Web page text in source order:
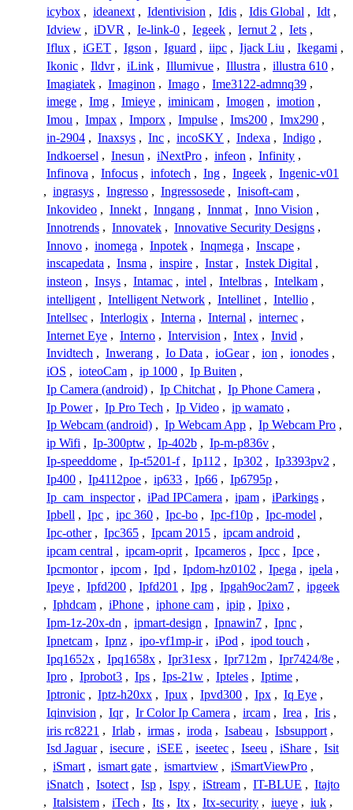
icybox , ideanext , Identivision , Idis , Idis Global , Idt ,
Idview , iDVR , Ie-link-0 , Iegeek , Iernut 2 , Iets ,
Iflux , iGET , Igson , Iguard , iipc , Ijack Liu , Ikegami ,
Ikonic , Ildvr , iLink , Illumivue , Illustra , illustra 610 ,
Imagiatek , Imaginon , Imago , Ime3122-admnq39 ,
imege , Img , Imieye , iminicam , Imogen , imotion ,
Imou , Impax , Imporx , Impulse , Ims200 , Imx290 ,
in-2904 , Inaxsys , Inc , incoSKY , Indexa , Indigo ,
Indkoersel , Inesun , iNextPro , infeon , Infinity ,
Infinova , Infocus , infotech , Ing , Ingeek , Ingenic-v01
, ingrasys , Ingresso , Ingressosede , Inisoft-cam ,
Inkovideo , Innekt , Inngang , Innmat , Inno Vision ,
Innotrends , Innovatek , Innovative Security Designs ,
Innovo , inomega , Inpotek , Inqmega , Inscape ,
inscapedata , Insma , inspire , Instar , Instek Digital ,
insteon , Insys , Intamac , intel , Intelbras , Intelkam ,
intelligent , Intelligent Network , Intellinet , Intellio ,
Intellsec , Interlogix , Interna , Internal , internec ,
Internet Eye , Interno , Intervision , Intex , Invid ,
Invidtech , Inwerang , Io Data , ioGear , ion , ionodes ,
iOS , ioteoCam , ip 1000 , Ip Buiten ,
Ip Camera (android) , Ip Chitchat , Ip Phone Camera ,
Ip Power , Ip Pro Tech , Ip Video , ip wamato ,
Ip Webcam (android) , Ip Webcam App , Ip Webcam Pro ,
ip Wifi , Ip-300ptw , Ip-402b , Ip-m-p836v ,
Ip-speeddome , Ip-t5201-f , Ip112 , Ip302 , Ip3393pv2 ,
Ip400 , Ip4112poe , ip633 , Ip66 , Ip6795p ,
Ip_cam_inspector , iPad IPCamera , ipam , iParkings ,
Ipbell , Ipc , ipc 360 , Ipc-bo , Ipc-f10p , Ipc-model ,
Ipc-other , Ipc365 , Ipcam 2015 , ipcam android ,
ipcam central , ipcam-oprit , Ipcameros , Ipcc , Ipce ,
Ipcmontor , ipcom , Ipd , Ipdom-hz0102 , Ipega , ipela ,
Ipeye , Ipfd200 , Ipfd201 , Ipg , Ipgah9oc2am7 , ipgeek
, Iphdcam , iPhone , iphone cam , ipip , Ipixo ,
Ipm-1z-20x-dn , ipmart-design , Ipnawin7 , Ipnc ,
Ipnetcam , Ipnz , ipo-vf1mp-ir , iPod , ipod touch ,
Ipq1652x , Ipq1658x , Ipr31esx , Ipr712m , Ipr7424/8e ,
Ipro , Iprobot3 , Ips , Ips-21w , Ipteles , Iptime ,
Iptronic , Iptz-h20xx , Ipux , Ipvd300 , Ipx , Iq Eye ,
Iqinvision , Iqr , Ir Color Ip Camera , ircam , Irea , Iris ,
iris rc8221 , Irlab , irmas , iroda , Isabeau , Isbsupport ,
Isd Jaguar , isecure , iSEE , iseetec , Iseeu , iShare , Isit
, iSmart , ismart gate , ismartview , iSmartViewPro ,
iSnatch , Isotect , Isp , Ispy , iStream , IT-BLUE , Itajto
, Italsistem , iTech , Its , Itx , Itx-security , iueye , iuk ,